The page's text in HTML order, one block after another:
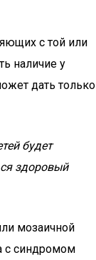
с той или
наличие у
дать только
будет
здоровый
мозаичной
с синдромом